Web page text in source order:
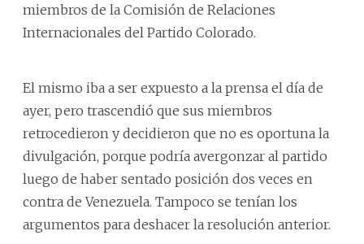
miembros de la Comisión de Relaciones
Internacionales del Partido Colorado.
El mismo iba a ser expuesto a la prensa el día de
ayer, pero trascendió que sus miembros
retrocedieron y decidieron que no es oportuna la
divulgación, porque podría avergonzar al partido
luego de haber sentado posición dos veces en
contra de Venezuela. Tampoco se tenían los
argumentos para deshacer la resolución anterior.